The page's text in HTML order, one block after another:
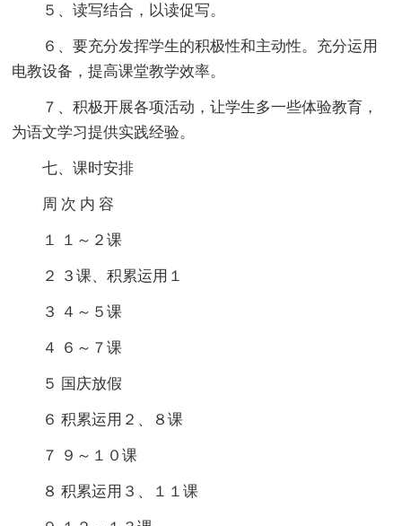
５、读写结合，以读促写。
６、要充分发挥学生的积极性和主动性。充分运用
电教设备，提高课堂教学效率。
７、积极开展各项活动，让学生多一些体验教育，
为语文学习提供实践经验。
七、课时安排
周 次 内 容
１ １～２课
２ ３课、积累运用１
３ ４～５课
４ ６～７课
５ 国庆放假
６ 积累运用２、８课
７ ９～１０课
８ 积累运用３、１１课